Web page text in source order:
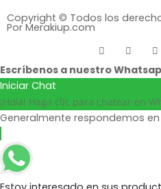
Copyright © Todos los
Por Merakiup.com
Escríbenos a nuestro
Iniciar Chat
¡Hola! Haga clic para chatear en
Generalmente respondemos